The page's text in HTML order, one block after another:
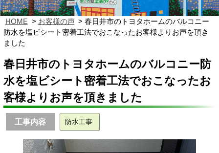
HOME お客様の声
春日井市のトヨタホームのバルコニー
防水を塩ビシート密着工法でおこなったお客様よりお声を頂き
ました
春日井市のトヨタホームのバルコニー防
水を塩ビシート密着工法でおこなったお
客様よりお声を頂きました
工事内容 防水工事